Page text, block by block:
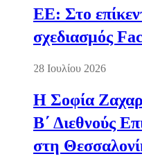
ΕΕ: Στο
σχεδιασμός
28 Ιουλίου 2026
Η Σοφία
Β΄ Διεθνούς
στη